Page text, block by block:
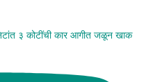
३ कोटींची कार आगीत जळून खाक